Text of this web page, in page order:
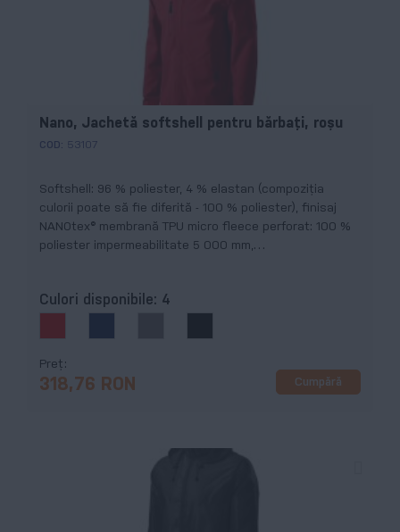
Nano, Jachetă softshell pentru bărbaţi, roşu
COD: 53107
Softshell: 96 % poliester, 4 % elastan (compoziţia
culorii poate să fie diferită - 100 % poliester), finisaj
NANOtex® membrană TPU micro fleece perforat: 100 %
poliester impermeabilitate 5 000 mm,
Culori disponibile: 4
Preț
318,76 RON Cumpără